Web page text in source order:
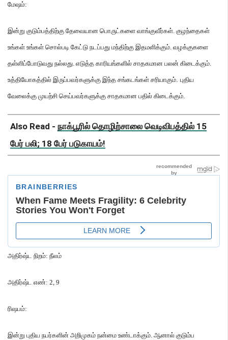
மேஷம்:
இன்று குடும்பத்திற்கு தேவையான பொருட்களை வாங்குவீர்கள். குழந்தைகள்
உங்கள் உங்கள் சொல்படி கேட்டு நடப்பது மந்திற்கு இதமளிக்கும். வழக்குகளை
தள்ளிப்போடுவது நல்லது. எடுத்த காரியங்களில் சாதகமான பலன் கிடைக்கும்.
உத்தியோகத்தில் இருப்பவர்களுக்கு இந்த சங்கடங்கள் சரியாகும். புதிய
வேலைக்கு முயற்சி செய்பவர்களுக்கு சாதகமான பதில் கிடைக்கும்.
Also Read - நாக்பூரில் தொழிற்சாலை வெடிவிபத்தில் 15
பேர் பலி; 18 பேர் படுகாயம்!
அதிர்ஷ்ட நிறம்: நீலம்
அதிர்ஷ்ட எண்: 2, 9
ரிஷபம்:
இன்று புதிய நபர்களின் அறிமுகம் நன்மை உண்டாக்கும். ஆனால் குடும்ப